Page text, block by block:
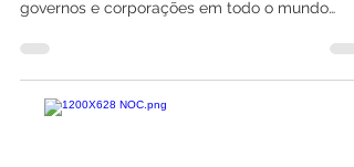
O ataque cibernético realizado pelo Grupo
governos e corporações em todo o mundo
sobre...